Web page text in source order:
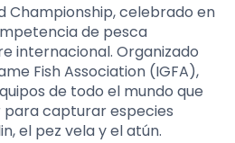
Championship, celebrado en
de pesca
internacional. Organizado
Fish Association (IGFA),
de todo el mundo que
capturar especies
el pez vela y el atún.